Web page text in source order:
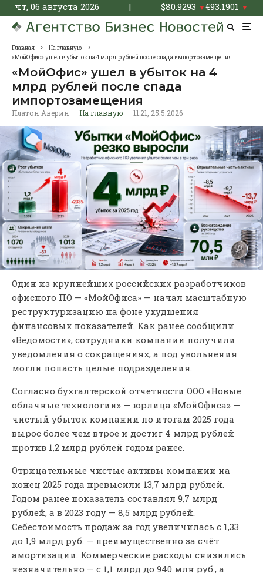
чт, 06 августа 2026 | $80.9293 ▼€93.1901 ▼
Главная
На главную
«МойОфис» ушел в убыток на 4 млрд рублей после спада импортозамещения
«МойОфис» ушел в убыток на 4
млрд рублей после спада
импортозамещения
Платон Аверин · На главную · 11:21, 25.5.2026
Один из крупнейших российских разработчиков
офисного ПО — «МойОфиса» — начал масштабную
реструктуризацию на фоне ухудшения
финансовых показателей. Как ранее сообщили
«Ведомости», сотрудники компании получили
уведомления о сокращениях, а под увольнения
могли попасть целые подразделения.
Согласно бухгалтерской отчетности ООО «Новые
облачные технологии» — юрлица «МойОфиса» —
чистый убыток компании по итогам 2025 года
вырос более чем втрое и достиг 4 млрд рублей
против 1,2 млрд рублей годом ранее.
Отрицательные чистые активы компании на
конец 2025 года превысили 13,7 млрд рублей.
Годом ранее показатель составлял 9,7 млрд
рублей, а в 2023 году — 8,5 млрд рублей.
Себестоимость продаж за год увеличилась с 1,33
до 1,9 млрд руб. — преимущественно за счёт
амортизации. Коммерческие расходы снизились
незначительно — с 1,1 млрд до 940 млн руб., а